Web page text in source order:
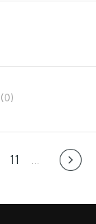
댓
(0)
11